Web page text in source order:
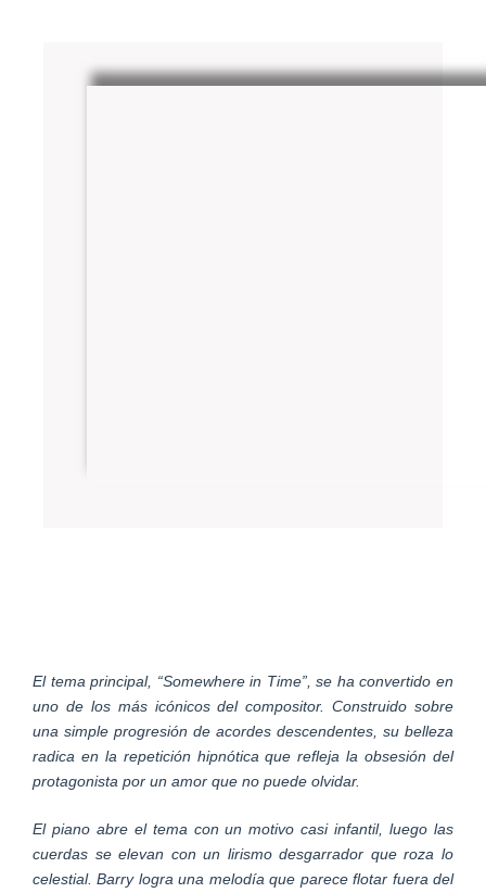
El tema principal, “Somewhere in Time”, se ha convertido en
uno de los más icónicos del compositor. Construido sobre
una simple progresión de acordes descendentes, su belleza
radica en la repetición hipnótica que refleja la obsesión del
protagonista por un amor que no puede olvidar.
El piano abre el tema con un motivo casi infantil, luego las
cuerdas se elevan con un lirismo desgarrador que roza lo
celestial. Barry logra una melodía que parece flotar fuera del